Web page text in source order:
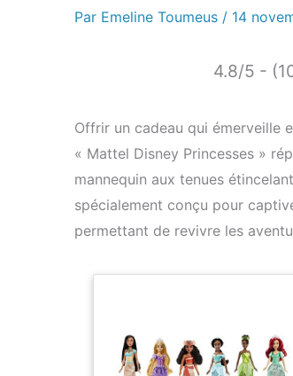
Par Emeline Toumeus / 14
4.8/5 -
Offrir un cadeau qui émerveille
« Mattel Disney Princesses »
mannequin aux tenues
spécialement conçu pour
permettant de revivre les